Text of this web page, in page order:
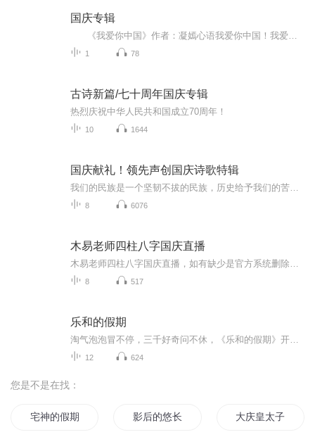
国庆专辑
1 78
古诗新篇/七十周年国庆专辑
热烈庆祝中华人民共和国成立70周年！
10 1644
国庆献礼！领先声创国庆诗歌特辑
8 6076
木易老师四柱八字国庆直播
8 517
乐和的假期
12 624
您是不是在找：
宅神的假期 影后的悠长假期 大庆皇太子